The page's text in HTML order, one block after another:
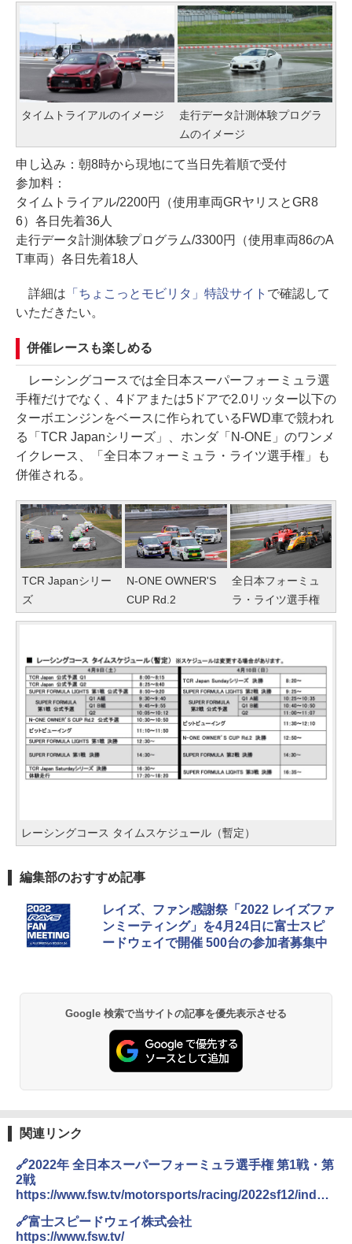
タイムトライアルのイメージ
走行データ計測体験プログラ
ムのイメージ
申し込み：朝8時から現地にて当日先着順で受付
参加料：
タイムトライアル/2200円（使用車両GRヤリスとGR8
6）各日先着36人
走行データ計測体験プログラム/3300円（使用車両86のA
T車両）各日先着18人
詳細は 「ちょこっとモビリタ」特設サイト で確認して
いただきたい。
併催レースも楽しめる
レーシングコースでは全日本スーパーフォーミュラ選
手権だけでなく、4ドアまたは5ドアで2.0リッター以下の
ターボエンジンをベースに作られているFWD車で競われ
る「TCR Japanシリーズ」、ホンダ「N-ONE」のワンメ
イクレース、「全日本フォーミュラ・ライツ選手権」も
併催される。
TCR Japanシリー
ズ
N-ONE OWNER'S
CUP Rd.2
全日本フォーミュ
ラ・ライツ選手権
レーシングコース タイムスケジュール（暫定）
編集部のおすすめ記事
レイズ、ファン感謝祭「2022 レイズファ
ンミーティング」を4月24日に富士スピ
ードウェイで開催 500台の参加者募集中
Google 検索で当サイトの記事を優先表示させる
関連リンク
🔗2022年 全日本スーパーフォーミュラ選手権 第1戦・第
2戦
https://www.fsw.tv/motorsports/racing/2022sf12/index.
🔗富士スピードウェイ株式会社
https://www.fsw.tv/